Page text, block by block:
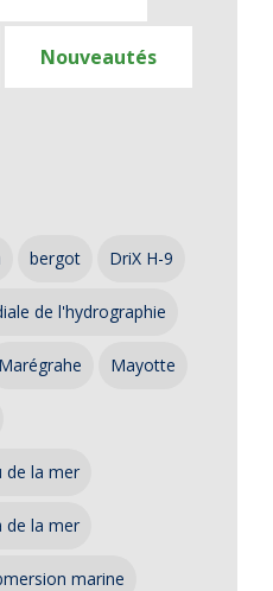
Nouveautés
bergot DriX H-9
de l'hydrographie
Marégrahe Mayotte
de la mer
de la mer
marine